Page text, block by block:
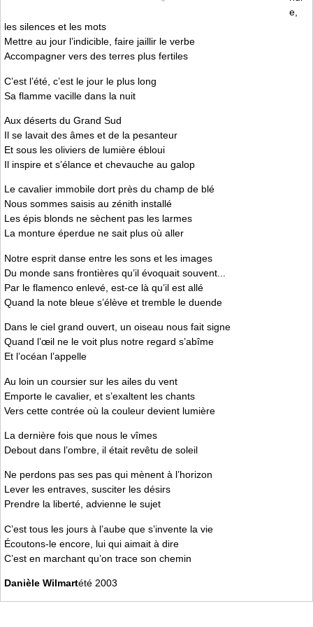
e,
les silences et les mots
Mettre au jour l’indicible, faire jaillir le verbe
Accompagner vers des terres plus fertiles
C’est l’été, c’est le jour le plus long
Sa flamme vacille dans la nuit
Aux déserts du Grand Sud
Il se lavait des âmes et de la pesanteur
Et sous les oliviers de lumière ébloui
Il inspire et s’élance et chevauche au galop
Le cavalier immobile dort près du champ de blé
Nous sommes saisis au zénith installé
Les épis blonds ne sèchent pas les larmes
La monture éperdue ne sait plus où aller
Notre esprit danse entre les sons et les images
Du monde sans frontières qu’il évoquait souvent...
Par le flamenco enlevé, est-ce là qu’il est allé
Quand la note bleue s’élève et tremble le duende
Dans le ciel grand ouvert, un oiseau nous fait signe
Quand l’œil ne le voit plus notre regard s’abîme
Et l’océan l’appelle
Au loin un coursier sur les ailes du vent
Emporte le cavalier, et s’exaltent les chants
Vers cette contrée où la couleur devient lumière
La dernière fois que nous le vîmes
Debout dans l’ombre, il était revêtu de soleil
Ne perdons pas ses pas qui mènent à l’horizon
Lever les entraves, susciter les désirs
Prendre la liberté, advienne le sujet
C’est tous les jours à l’aube que s’invente la vie
Écoutons-le encore, lui qui aimait à dire
C’est en marchant qu’on trace son chemin
Danièle Wilmartété 2003